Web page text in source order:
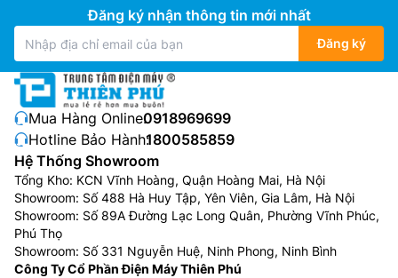
Đăng ký nhận thông tin mới nhất
Đăng ký
Mua Hàng Online:0918969699
Hotline Bảo Hành:1800585859
Hệ Thống Showroom
Tổng Kho: KCN Vĩnh Hoàng, Quận Hoàng Mai, Hà Nội
Showroom: Số 488 Hà Huy Tập, Yên Viên, Gia Lâm, Hà Nội
Showroom: Số 89A Đường Lạc Long Quân, Phường Vĩnh Phúc,
Phú Thọ
Showroom: Số 331 Nguyễn Huệ, Ninh Phong, Ninh Bình
Công Ty Cổ Phần Điện Máy Thiên Phú